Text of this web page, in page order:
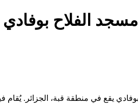
مسجد الفلاح بوفادي